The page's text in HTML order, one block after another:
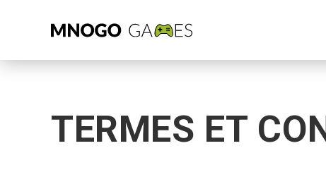
TERMES ET